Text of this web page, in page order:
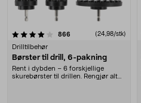
866 anmeldelser(24,98/stk)
Drilltilbehør
Børster til drill, 6-pakning
Rent i dybden – 6 forskjellige
skurebørster til drillen. Rengjør alt
5.0 av 5 stjerner